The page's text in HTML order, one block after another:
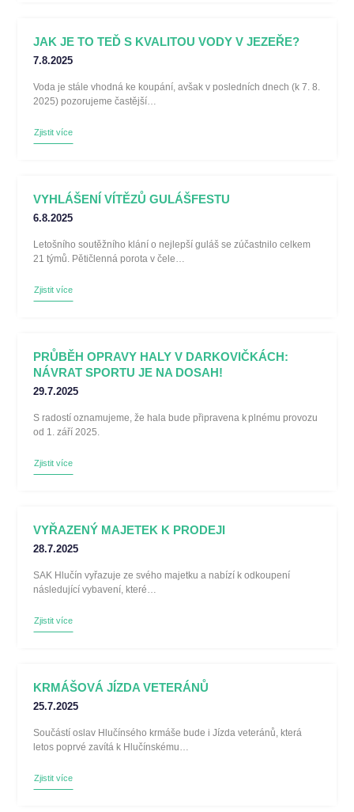
JAK JE TO TEĎ S KVALITOU VODY V JEZEŘE?
7.8.2025
Voda je stále vhodná ke koupání, avšak v posledních dnech (k 7. 8.
2025) pozorujeme častější…
Zjistit více
VYHLÁŠENÍ VÍTĚZŮ GULÁŠFESTU
6.8.2025
Letošního soutěžního klání o nejlepší guláš se zúčastnilo celkem
21 týmů. Pětičlenná porota v čele…
Zjistit více
PRŮBĚH OPRAVY HALY V DARKOVIČKÁCH:
NÁVRAT SPORTU JE NA DOSAH!
29.7.2025
S radostí oznamujeme, že hala bude připravena k plnému provozu
od 1. září 2025.
Zjistit více
VYŘAZENÝ MAJETEK K PRODEJI
28.7.2025
SAK Hlučín vyřazuje ze svého majetku a nabízí k odkoupení
následující vybavení, které…
Zjistit více
KRMÁŠOVÁ JÍZDA VETERÁNŮ
25.7.2025
Součástí oslav Hlučínsého krmáše bude i Jízda veteránů, která
letos poprvé zavítá k Hlučínskému…
Zjistit více